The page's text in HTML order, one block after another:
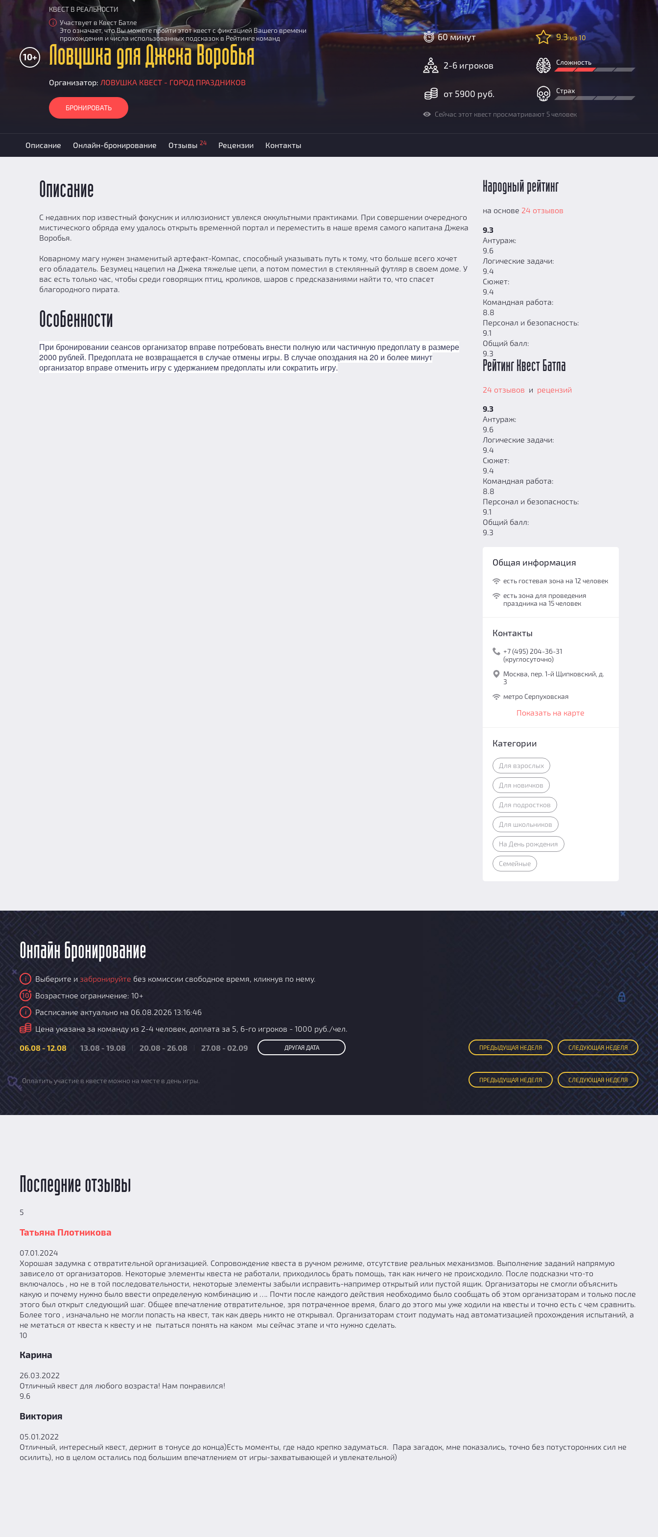
КВЕСТ В РЕАЛЬНОСТИ
i
Участвует в Квест Батле
Это означает, что Вы можете пройти этот квест с фиксацией Вашего времени
прохождения и числа использованных подсказок в Рейтинге команд
Ловушка для Джека Воробья
10+
Организатор: ЛОВУШКА КВЕСТ - ГОРОД ПРАЗДНИКОВ
БРОНИРОВАТЬ
60 минут
2-6 игроков
от 5900 руб.
9.3из 10
Сложность
Страх
Сейчас этот квест просматривают 5 человек
Описание Онлайн-бронирование Отзывы 24 Рецензии Контакты
Описание
С недавних пор известный фокусник и иллюзионист увлекся оккультными практиками. При совершении очередного
мистического обряда ему удалось открыть временной портал и переместить в наше время самого капитана Джека
Воробья.
Коварному магу нужен знаменитый артефакт-Компас, способный указывать путь к тому, что больше всего хочет
его обладатель. Безумец нацепил на Джека тяжелые цепи, а потом поместил в стеклянный футляр в своем доме. У
вас есть только час, чтобы среди говорящих птиц, кроликов, шаров с предсказаниями найти то, что спасет
благородного пирата.
Особенности
При бронировании сеансов организатор вправе потребовать внести полную или частичную предоплату в размере
2000 рублей. Предоплата не возвращается в случае отмены игры. В случае опоздания на 20 и более минут
организатор вправе отменить игру с удержанием предоплаты или сократить игру.
Народный рейтинг
на основе 24 отзывов
9.3
Антураж:
9.6
Логические задачи:
9.4
Сюжет:
9.4
Командная работа:
8.8
Персонал и безопасность:
9.1
Общий балл:
9.3
Рейтинг Квест Батла
24 отзывов и рецензий
9.3
Антураж:
9.6
Логические задачи:
9.4
Сюжет:
9.4
Командная работа:
8.8
Персонал и безопасность:
9.1
Общий балл:
9.3
Общая информация
есть гостевая зона на 12 человек
есть зона для проведения
праздника на 15 человек
Контакты
+7 (495) 204-36-31
(круглосуточно)
Москва, пер. 1-й Щипковский, д.
3
метро Серпуховская
Показать на карте
Категории
Для взрослых
Для новичков
Для подростков
Для школьников
На День рождения
Семейные
Онлайн бронирование
i Выберите и забронируйте без комиссии свободное время, кликнув по нему.
10 Возрастное ограничение: 10+
i Расписание актуально на 06.08.2026 13:16:46
i Цена указана за команду из 2-4 человек, доплата за 5, 6-го игроков - 1000 руб./чел.
06.08 - 12.08 13.08 - 19.08 20.08 - 26.08 27.08 - 02.09 ДРУГАЯ ДАТА ПРЕДЫДУЩАЯ НЕДЕЛЯ СЛЕДУЮЩАЯ НЕДЕЛЯ
ПРЕДЫДУЩАЯ НЕДЕЛЯ СЛЕДУЮЩАЯ НЕДЕЛЯ
Оплатить участие в квесте можно на месте в день игры.
Последние отзывы
5
Татьяна Плотникова
07.01.2024
Хорошая задумка с отвратительной организацией. Сопровождение квеста в ручном режиме, отсутствие реальных механизмов. Выполнение заданий напрямую
зависело от организаторов. Некоторые элементы квеста не работали, приходилось брать помощь, так как ничего не происходило. После подсказки что-то
включалось , но не в той последовательности, некоторые элементы забыли исправить-например открытый или пустой ящик. Организаторы не смогли объяснить
какую и почему нужно было ввести определеную комбинацию и …. Почти после каждого действия необходимо было сообщать об этом организаторам и только после
этого был открыт следующий шаг. Общее впечатление отвратительное, зря потраченное время, благо до этого мы уже ходили на квесты и точно есть с чем сравнить.
Более того , изначально не могли попасть на квест, так как дверь никто не открывал. Организаторам стоит подумать над автоматизацией прохождения испытаний, а
не метаться от квеста к квесту и не пытаться понять на каком мы сейчас этапе и что нужно сделать.
10
Карина
26.03.2022
Отличный квест для любого возраста! Нам понравился!
9.6
Виктория
05.01.2022
Отличный, интересный квест, держит в тонусе до конца)Есть моменты, где надо крепко задуматься. Пара загадок, мне показались, точно без потусторонних сил не
осилить), но в целом остались под большим впечатлением от игры-захватывающей и увлекательной)